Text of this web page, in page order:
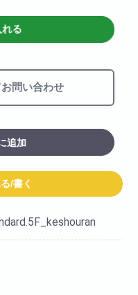
れる
問い合わせ
追加
/書く